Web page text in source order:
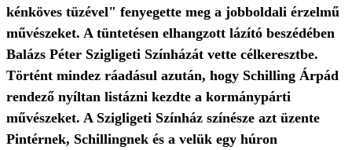
kénköves tüzével" fenyegette meg a jobboldali érzelmű
művészeket. A tüntetésen elhangzott lázító beszédében
Balázs Péter Szigligeti Színházát vette célkeresztbe.
Történt mindez ráadásul azután, hogy Schilling Árpád
rendező nyíltan listázni kezdte a kormánypárti
művészeket. A Szigligeti Színház színésze azt üzente
Pintérnek, Schillingnek és a velük egy húron